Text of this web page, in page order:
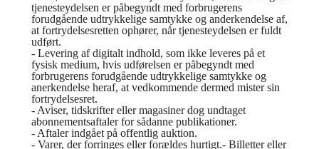
tjenesteydelsen er påbegyndt med forbrugerens
forudgående udtrykkelige samtykke og anderkendelse af,
at fortrydelsesretten ophører, når tjenesteydelsen er fuldt
udført.
- Levering af digitalt indhold, som ikke leveres på et
fysisk medium, hvis udførelsen er påbegyndt med
forbrugerens forudgående udtrykkelige samtykke og
anerkendelse heraf, at vedkommende dermed mister sin
fortrydelsesret.
- Aviser, tidskrifter eller magasiner dog undtaget
abonnementsaftaler for sådanne publikationer.
- Aftaler indgået på offentlig auktion.
- Varer, der forringes eller forældes hurtigt.- Billetter eller